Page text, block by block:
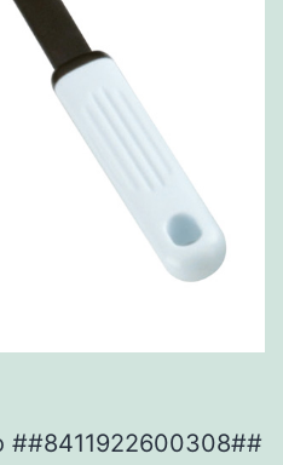
##8411922600308##